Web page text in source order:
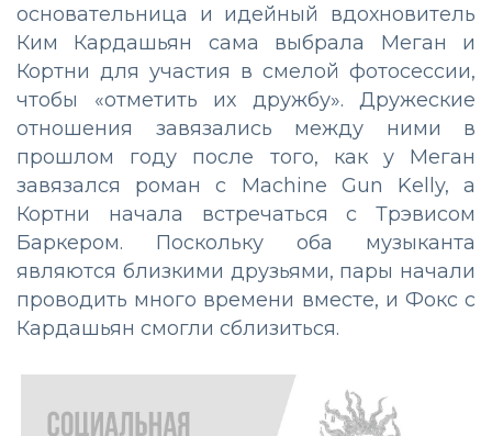
основательница и идейный вдохновитель
Ким Кардашьян сама выбрала Меган и
Кортни для участия в смелой фотосессии,
чтобы «отметить их дружбу». Дружеские
отношения завязались между ними в
прошлом году после того, как у Меган
завязался роман с Machine Gun Kelly, а
Кортни начала встречаться с Трэвисом
Баркером. Поскольку оба музыканта
являются близкими друзьями, пары начали
проводить много времени вместе, и Фокс с
Кардашьян смогли сблизиться.